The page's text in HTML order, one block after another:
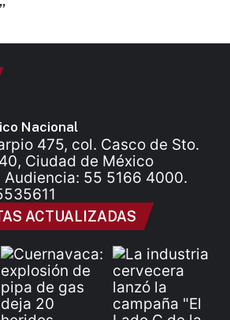
Nacional
475, col. Casco de Sto.
Ciudad de México
55 5166 4000.
ACTUALIZADAS